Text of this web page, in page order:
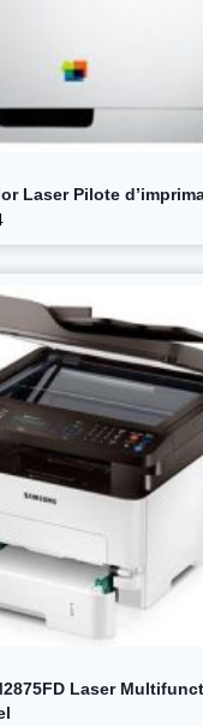
Laser Pilote
Laser